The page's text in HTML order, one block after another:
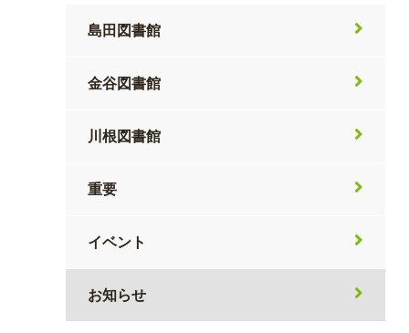
島田図書館
金谷図書館
川根図書館
重要
イベント
お知らせ